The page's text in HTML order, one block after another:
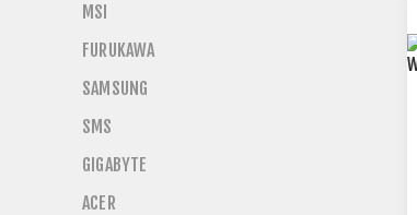
MSI
FURUKAWA
SAMSUNG
SMS
GIGABYTE
ACER